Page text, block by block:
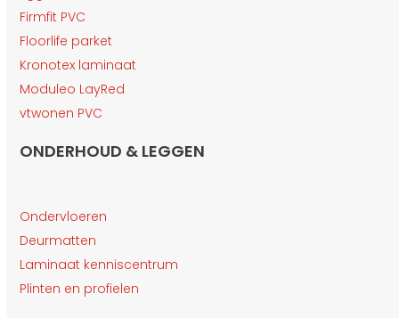
Firmfit PVC
Floorlife parket
Kronotex laminaat
Moduleo LayRed
vtwonen PVC
ONDERHOUD & LEGGEN
Ondervloeren
Deurmatten
Laminaat kenniscentrum
Plinten en profielen